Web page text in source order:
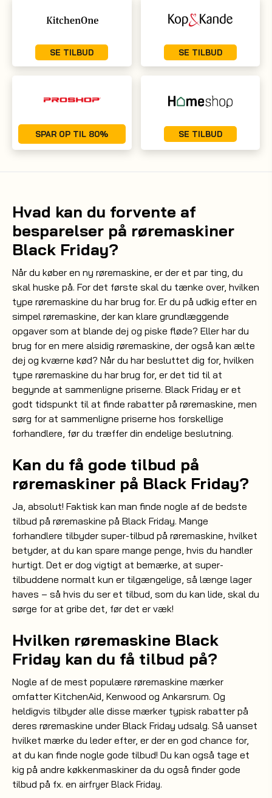
SE TILBUD SE TILBUD
SPAR OP TIL 80% SE TILBUD
Hvad kan du forvente af
besparelser på røremaskiner
Black Friday?
Når du køber en ny røremaskine, er der et par ting, du
skal huske på. For det første skal du tænke over, hvilken
type røremaskine du har brug for. Er du på udkig efter en
simpel røremaskine, der kan klare grundlæggende
opgaver som at blande dej og piske fløde? Eller har du
brug for en mere alsidig røremaskine, der også kan ælte
dej og kværne kød? Når du har besluttet dig for, hvilken
type røremaskine du har brug for, er det tid til at
begynde at sammenligne priserne. Black Friday er et
godt tidspunkt til at finde rabatter på røremaskine, men
sørg for at sammenligne priserne hos forskellige
forhandlere, før du træffer din endelige beslutning.
Kan du få gode tilbud på
røremaskiner på Black Friday?
Ja, absolut! Faktisk kan man finde nogle af de bedste
tilbud på røremaskine på Black Friday. Mange
forhandlere tilbyder super-tilbud på røremaskine, hvilket
betyder, at du kan spare mange penge, hvis du handler
hurtigt. Det er dog vigtigt at bemærke, at super-
tilbuddene normalt kun er tilgængelige, så længe lager
haves – så hvis du ser et tilbud, som du kan lide, skal du
sørge for at gribe det, før det er væk!
Hvilken røremaskine Black
Friday kan du få tilbud på?
Nogle af de mest populære røremaskine mærker
omfatter KitchenAid, Kenwood og Ankarsrum. Og
heldigvis tilbyder alle disse mærker typisk rabatter på
deres røremaskine under Black Friday udsalg. Så uanset
hvilket mærke du leder efter, er der en god chance for,
at du kan finde nogle gode tilbud! Du kan også tage et
kig på andre køkkenmaskiner da du også finder gode
tilbud på fx. en airfryer Black Friday.